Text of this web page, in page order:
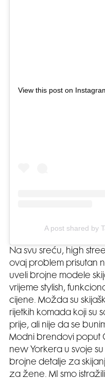
View this post on
A post shared by
Na svu sreću, high
ovaj problem prisutan
uveli brojne modele
vrijeme stylish,
cijene. Možda su
rijetkih komada koji su
prije, ali nije da se
Modni brendovi poput
new Yorkera u svoje su
brojne detalje za
za žene. MI smo